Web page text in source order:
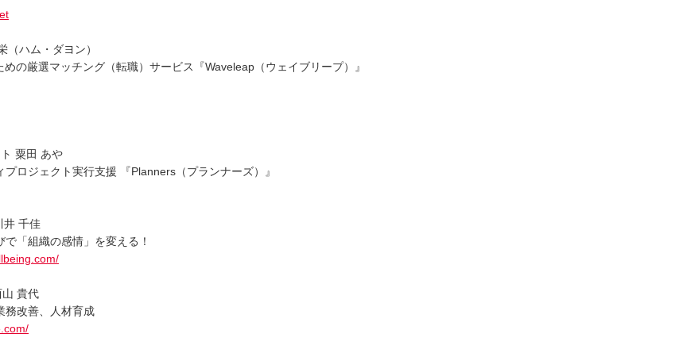
（ハム・ダヨン）
の厳選マッチング（転職）サービス『Waveleap（ウェイブリープ）』
粟田 あや
ロジェクト実行支援 『Planners（プランナーズ）』
井 千佳
「組織の感情」を変える！
貴代
務改善、人材育成